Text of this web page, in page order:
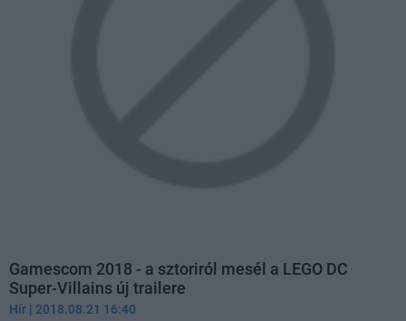
Gamescom 2018 - a sztoriról mesél a LEGO DC
Super-Villains új trailere
Hír | 2018.08.21 16:40